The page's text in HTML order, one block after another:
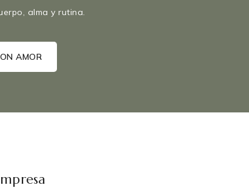
alma y rutina.